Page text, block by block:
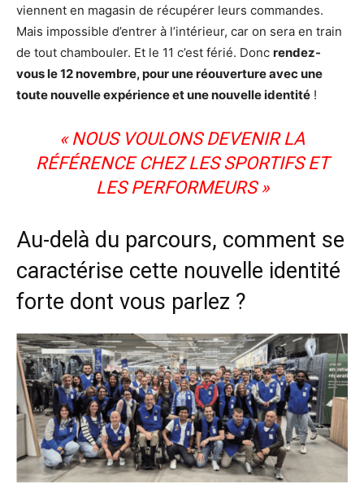
viennent en magasin de récupérer leurs commandes.
Mais impossible d’entrer à l’intérieur, car on sera en train
de tout chambouler. Et le 11 c’est férié. Donc rendez-
vous le 12 novembre, pour une réouverture avec une
toute nouvelle expérience et une nouvelle identité !
« NOUS VOULONS DEVENIR LA
RÉFÉRENCE CHEZ LES SPORTIFS ET
LES PERFORMEURS »
Au-delà du parcours, comment se
caractérise cette nouvelle identité
forte dont vous parlez ?